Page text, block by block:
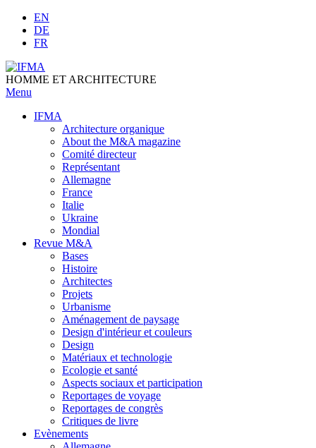
Skip
content
EN
DE
FR
HOMME ET ARCHITECTURE
Menu
IFMA
Architecture organique
Аbout the M&A magazine
Comité directeur
Représentant
Allemagne
France
Italie
Ukraine
Mondial
Revue M&A
Bases
Histoire
Architectes
Projets
Urbanisme
Aménagement de paysage
Design d'intérieur et couleurs
Design
Matériaux et technologie
Ecologie et santé
Aspects sociaux et participation
Reportages de voyage
Reportages de congrès
Critiques de livre
Evènements